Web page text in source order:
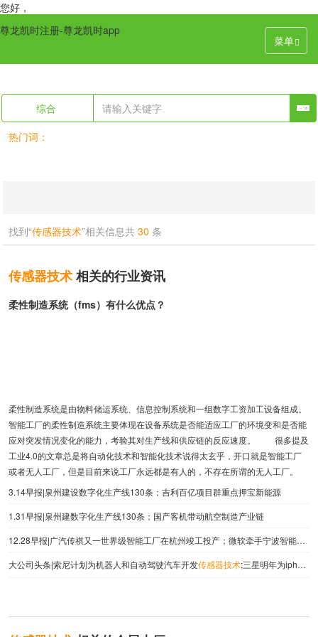
您好，
菜单
尊龙凯时注册-尊龙凯时app
综合
热门词：
找到“传感器技术”相关信息共 30 条
传感器技术相关的行业资讯
柔性制造系统（fms）有什么优点？
柔性制造系统是由物料储运系统、信息控制系统和一组数字工资加工设备组成。
智能工厂的柔性制造系统主要体现在设备系统是否能适应工厂的环境变和是否能
应对突发情况变化的能力，考验其对生产线和供应链的反应速度。 很多提及
工业4.0的文章总是将自动化技术和智能化技术说得太玄乎，开口就是智能工厂
或者无人工厂，但是目前来说工厂永远都是有人的，不存在所谓的无人工厂。
3.14早报|泉州建设数字化生产线130条；吉利百亿项目群重点押宝新能源
1.31早报|泉州建数字化生产线130条；国产客机带动航空制造产业链
12.28早报|广汽传祺又一世界级智能工厂在杭州竣工投产；微软牵手宁波智能制造
大公司头条|索尼计划为机器人和自动驾驶汽车开发传感器技术;三星明年为iphone供应2亿块oled面板 价值220亿美元